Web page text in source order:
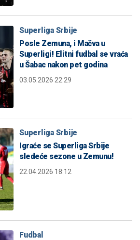
Superliga Srbije
Posle Zemuna, i Mačva u
Superligi! Elitni fudbal se vraća
u Šabac nakon pet godina
03.05.2026 22:29
Superliga Srbije
Igraće se Superliga Srbije
sledeće sezone u Zemunu!
22.04.2026 18:12
Fudbal